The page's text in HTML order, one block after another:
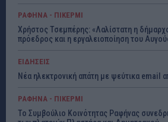
ΡΑΦΗΝΑ - ΠΙΚΕΡΜΙ
Χρήστος Τσεμπέρης: «Λαλίστατη η
πρόεδρος και η εργαλειοποίηση του
ΕΙΔΗΣΕΙΣ
Νέα ηλεκτρονική απάτη με ψεύτικα email
ΡΑΦΗΝΑ - ΠΙΚΕΡΜΙ
Το Συμβούλιο Κοινότητας Ραφήνας